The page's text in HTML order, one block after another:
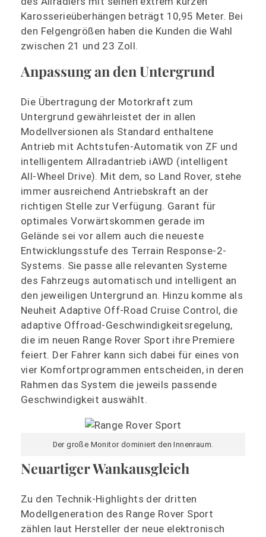
Karosserieüberhängen beträgt 10,95 Meter. Bei
den Felgengrößen haben die Kunden die Wahl
zwischen 21 und 23 Zoll.
Anpassung an den Untergrund
Die Übertragung der Motorkraft zum
Untergrund gewährleistet der in allen
Modellversionen als Standard enthaltene
Antrieb mit Achtstufen-Automatik von ZF und
intelligentem Allradantrieb iAWD (intelligent
All-Wheel Drive). Mit dem, so Land Rover, stehe
immer ausreichend Antriebskraft an der
richtigen Stelle zur Verfügung. Garant für
optimales Vorwärtskommen gerade im
Gelände sei vor allem auch die neueste
Entwicklungsstufe des Terrain Response-2-
Systems. Sie passe alle relevanten Systeme
des Fahrzeugs automatisch und intelligent an
den jeweiligen Untergrund an. Hinzu komme als
Neuheit Adaptive Off-Road Cruise Control, die
adaptive Offroad-Geschwindigkeitsregelung,
die im neuen Range Rover Sport ihre Premiere
feiert. Der Fahrer kann sich dabei für eines von
vier Komfortprogrammen entscheiden, in deren
Rahmen das System die jeweils passende
Geschwindigkeit auswählt.
Der große Monitor dominiert den Innenraum.
Neuartiger Wankausgleich
Zu den Technik-Highlights der dritten
Modellgeneration des Range Rover Sport
zählen laut Hersteller der neue elektronisch